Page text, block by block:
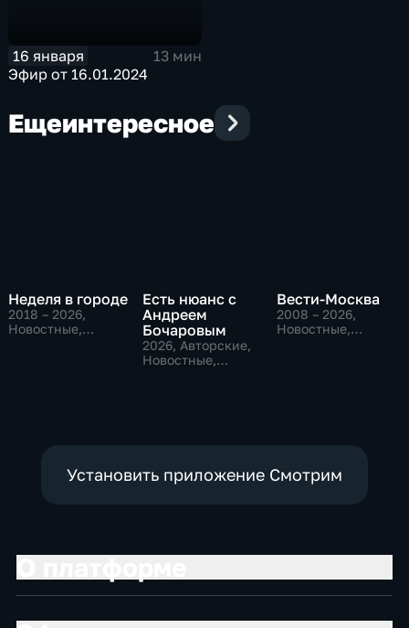
16 января
13 мин
Эфир от 16.01.2024
Ещеинтересное
Неделя в городе
2018 – 2026,
Новостные,
Есть нюанс с
Андреем
Бочаровым
2026, Авторские,
Новостные,
Вести-Москва
2008 – 2026,
Новостные,
Установить приложение Смотрим